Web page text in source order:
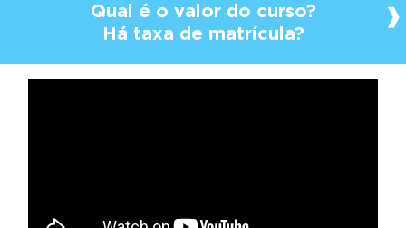
Qual é o valor do curso?
Há taxa de matrícula?